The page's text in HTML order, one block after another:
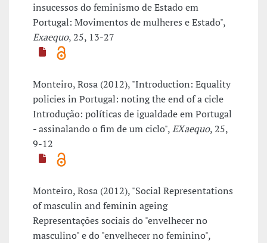
insucessos do feminismo de Estado em
Portugal: Movimentos de mulheres e Estado",
Exaequo, 25, 13-27
Monteiro, Rosa (2012), "Introduction: Equality
policies in Portugal: noting the end of a cicle
Introdução: políticas de igualdade em Portugal
- assinalando o fim de um ciclo",EXaequo, 25,
9-12
Monteiro, Rosa (2012), "Social Representations
of masculin and feminin ageing
Representações sociais do "envelhecer no
masculino" e do "envelhecer no feminino",